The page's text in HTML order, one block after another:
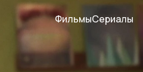
ФильмыСериалы